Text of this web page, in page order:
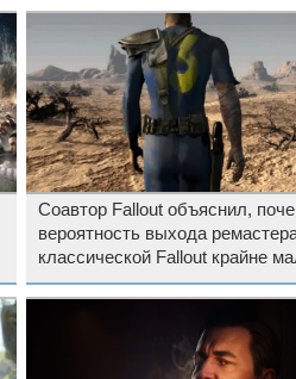
Соавтор Fallout объяснил,
вероятность выхода
классической Fallout крайне